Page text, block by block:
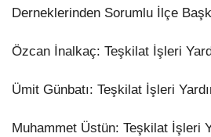
Derneklerinden Sorumlu İlçe
​Özcan İnalkaç: Teşkilat İşleri
​Ümit Günbatı: Teşkilat İşleri
​Muhammet Üstün: Teşkilat İşleri